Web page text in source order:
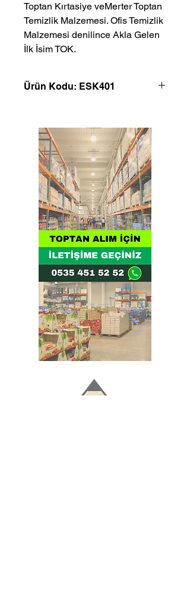
Toptan Kırtasiye veMerter Toptan
Temizlik Malzemesi. Ofis Temizlik
Malzemesi denilince Akla Gelen
İlk İsim TOK.
Ürün Kodu: ESK401